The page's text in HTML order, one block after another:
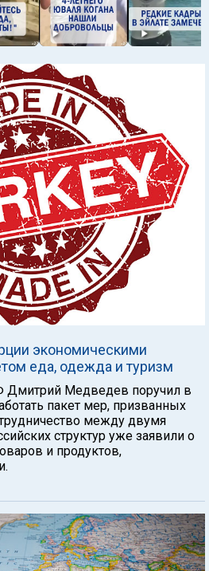
экономическими
еда, одежда и туризм
Дмитрий Медведев поручил в
пакет мер, призванных
между двумя
структур уже заявили о
и продуктов,